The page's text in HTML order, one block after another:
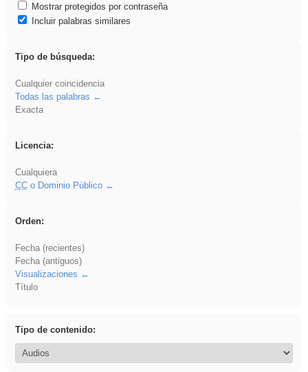
Mostrar protegidos por contraseña
Incluir palabras similares
Tipo de búsqueda:
Cualquier coincidencia
Todas las palabras
Exacta
Licencia:
Cualquiera
CCo Dominio Público
Orden:
Fecha (recientes)
Fecha (antiguos)
Visualizaciones
Título
Tipo de contenido: